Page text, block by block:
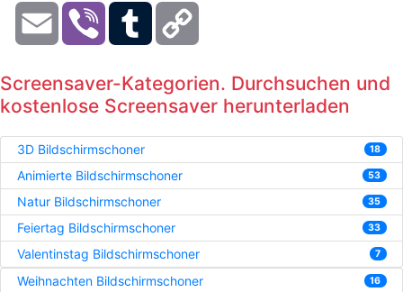
Email Viber Tumblr
Screensaver-Kategorien. Durchsuchen und
kostenlose Screensaver herunterladen
3D Bildschirmschoner 18
Animierte Bildschirmschoner 53
Natur Bildschirmschoner 35
Feiertag Bildschirmschoner 33
Valentinstag Bildschirmschoner 7
Weihnachten Bildschirmschoner 16